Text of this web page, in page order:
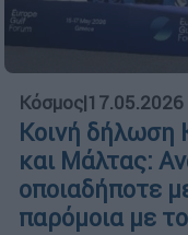
Κόσμος|
Κοινή δήλωση
και Μάλτας:
οποιαδήποτε
παρόμοια με